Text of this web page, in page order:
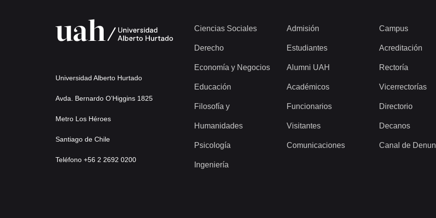
Universidad Alberto Hurtado
Avda. Bernardo O’Higgins 1825
Metro Los Héroes
Santiago de Chile
Teléfono +56 2 2692 0200
Ciencias Sociales
Derecho
Economía y Negocios
Educación
Filosofía y
Humanidades
Psicología
Ingeniería
Admisión
Estudiantes
Alumni UAH
Académicos
Funcionarios
Visitantes
Comunicaciones
Campus
Acreditación
Rectoría
Vicerrectorías
Directorio
Decanos
Canal de